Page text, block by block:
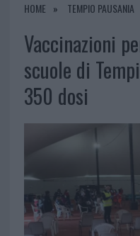
HOME TEMPIO PAUSANIA
Vaccinazioni
scuole di
350 dosi